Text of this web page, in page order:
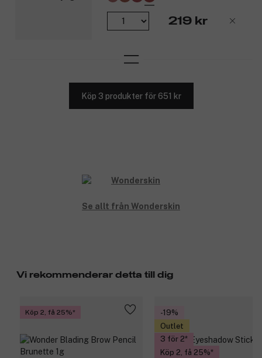
219 kr
Köp 3 produkter för 651 kr
Se allt från Wonderskin
Vi rekommenderar detta till dig
Köp 2, få 25%
-19%
Outlet
3 för 2
Köp 2, få 25%